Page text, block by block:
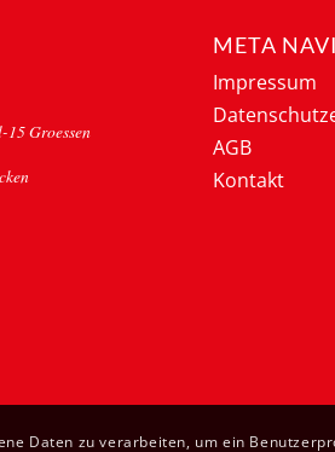
Groessen
META
Impressum
AGB
Kontakt
Daten zu verarbeiten, um ein